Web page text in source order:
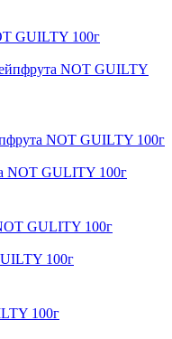
GUILTY 100г
NOT GUILTY 100г
GULITY 100г
100г